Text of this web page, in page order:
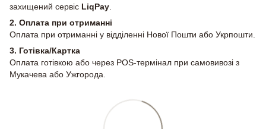
захищений сервіс LiqPay
2. Оплата при отриманні
Оплата при отриманні у відділенні Нової Пошти або Укрпошти.
3. Готівка/Картка
Оплата готівкою або через POS-термінал при самовивозі з
Мукачева або Ужгорода.